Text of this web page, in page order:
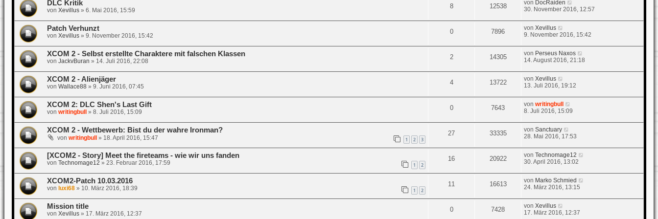
DLC Kritik
von Xevillus» 6. Mai 2016, 15:59
8 12538 von DocRaiden
30. November 2016, 12:57
Patch Verhunzt
von Xevillus» 9. November 2016, 15:42
0 7896 vonXevillus
9. November 2016, 15:42
XCOM 2 - Selbst erstellte Charaktere mit falschen Klassen
von JackvBuran » 14. Juli 2016, 22:08
2 14305 von Perseus Naxos
14. August 2016, 21:18
XCOM 2 - Alienjäger
von Wallace88 » 9. Juni 2016, 07:45
4 13722 vonXevillus
13. Juli 2016, 19:12
XCOM 2: DLC Shen's Last Gift
von writingbull» 8. Juli 2016, 15:09
0 7643 vonwritingbull
8. Juli 2016, 15:09
XCOM 2 - Wettbewerb: Bist du der wahre Ironman?
von writingbull» 18. April 2016, 15:47 1 2 3
27 33335 vonSanctuary
28. Mai 2016, 17:53
[XCOM2 - Story] Meet the fireteams - wie wir uns fanden
von Technomage12 » 23. Februar 2016, 17:59 1 2
16 20922 vonTechnomage12
30. April 2016, 13:02
XCOM2-Patch 10.03.2016
von luxi68» 10. März 2016, 18:39 1 2
11 16613 von Marko Schmied
24. März 2016, 13:15
Mission title
von Xevillus» 17. März 2016, 12:37
0 7428 vonXevillus
17. März 2016, 12:37